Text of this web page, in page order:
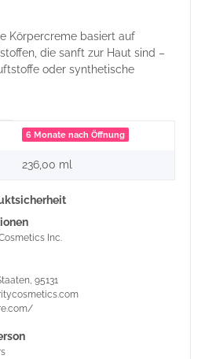
Körpercreme basiert auf
die sanft zur Haut sind –
oder synthetische
6 Monate nach Öffnung
236,00 ml
Inc.
95131